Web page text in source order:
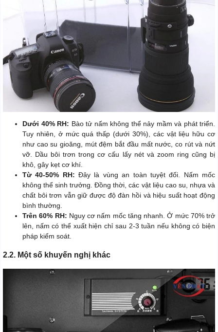
Dưới 40% RH: Bào tử nấm không thể nảy mầm và phát triển.
Tuy nhiên, ở mức quá thấp (dưới 30%), các vật liệu hữu cơ
như cao su gioăng, mút đệm bắt đầu mất nước, co rút và nứt
vỡ. Dầu bôi trơn trong cơ cấu lấy nét và zoom ring cũng bị
khô, gây kẹt cơ khí.
Từ 40-50% RH: Đây là vùng an toàn tuyệt đối. Nấm mốc
không thể sinh trưởng. Đồng thời, các vật liệu cao su, nhựa và
chất bôi trơn vẫn giữ được độ đàn hồi và hiệu suất hoạt động
bình thường.
Trên 60% RH: Nguy cơ nấm mốc tăng nhanh. Ở mức 70% trở
lên, nấm có thể xuất hiện chỉ sau 2-3 tuần nếu không có biện
pháp kiểm soát.
2.2. Một số khuyến nghị khác